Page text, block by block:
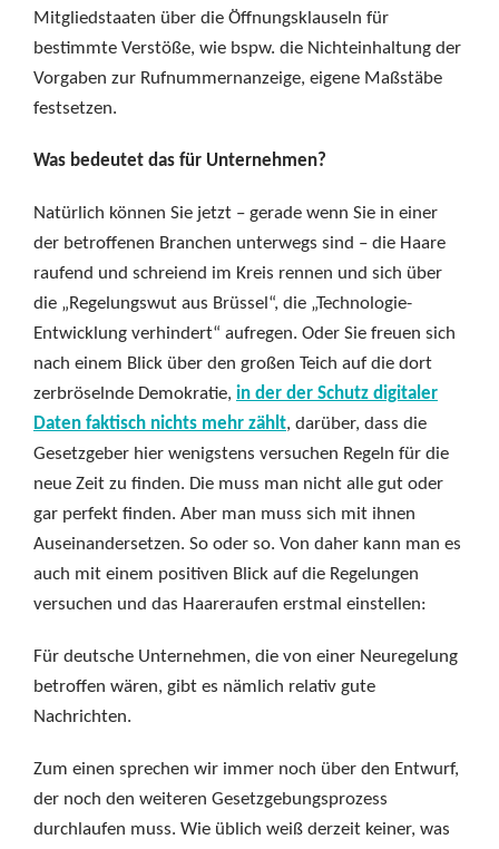
Mitgliedstaaten über die Öffnungsklauseln für
bestimmte Verstöße, wie bspw. die Nichteinhaltung der
Vorgaben zur Rufnummernanzeige, eigene Maßstäbe
festsetzen.
Was bedeutet das für Unternehmen?
Natürlich können Sie jetzt – gerade wenn Sie in einer
der betroffenen Branchen unterwegs sind – die Haare
raufend und schreiend im Kreis rennen und sich über
die „Regelungswut aus Brüssel“, die „Technologie-
Entwicklung verhindert“ aufregen. Oder Sie freuen sich
nach einem Blick über den großen Teich auf die dort
zerbröselnde Demokratie, in der der Schutz digitaler
Daten faktisch nichts mehr zählt, darüber, dass die
Gesetzgeber hier wenigstens versuchen Regeln für die
neue Zeit zu finden. Die muss man nicht alle gut oder
gar perfekt finden. Aber man muss sich mit ihnen
Auseinandersetzen. So oder so. Von daher kann man es
auch mit einem positiven Blick auf die Regelungen
versuchen und das Haareraufen erstmal einstellen:
Für deutsche Unternehmen, die von einer Neuregelung
betroffen wären, gibt es nämlich relativ gute
Nachrichten.
Zum einen sprechen wir immer noch über den Entwurf,
der noch den weiteren Gesetzgebungsprozess
durchlaufen muss. Wie üblich weiß derzeit keiner, was